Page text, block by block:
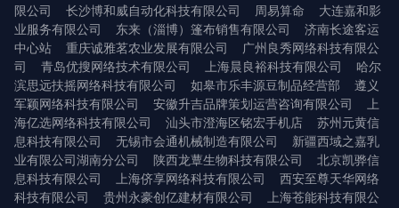
限公司
长沙博和威自动化科技有限公司 周易算命
大连嘉和影
业服务有限公司
东来（淄博）篷布销售有限公司
济南长途客运
中心站
重庆诚雅茗农业发展有限公司
广州良秀网络科技有限公
司
青岛优搜网络技术有限公司 上海晨良裕科技有限公司
哈尔
滨思远扶摇网络科技有限公司
如皋市乐丰源豆制品经营部
遵义
军颖网络科技有限公司
安徽升吉品牌策划运营咨询有限公司
上
海亿选网络科技有限公司
汕头市澄海区铭宏手机店
苏州元黄信
息科技有限公司
无锡市会通机械制造有限公司
新疆西域之嘉乳
业有限公司湖南分公司
陕西龙蕈生物科技有限公司
北京凯骅信
息科技有限公司
上海侪享网络科技有限公司
西安至尊天华网络
科技有限公司
贵州永豪创亿建材有限公司
上海苍能科技有限公